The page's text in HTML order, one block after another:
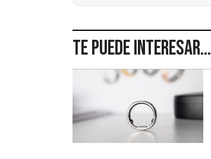
Te puede interesar...